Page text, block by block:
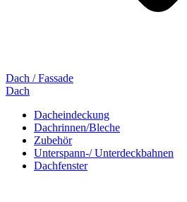
Dach / Fassade
Dach
Dacheindeckung
Dachrinnen/Bleche
Zubehör
Unterspann-/ Unterdeckbahnen
Dachfenster